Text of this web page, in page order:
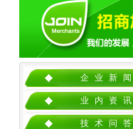
企业新闻
业内资讯
技术问答